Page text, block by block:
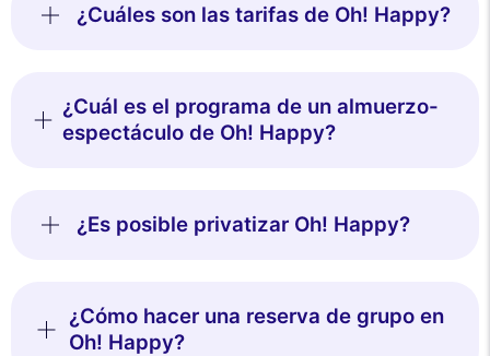
¿Cuáles son las tarifas de Oh! Happy?
¿Cuál es el programa de un almuerzo-
espectáculo de Oh! Happy?
¿Es posible privatizar Oh! Happy?
¿Cómo hacer una reserva de grupo en
Oh! Happy?